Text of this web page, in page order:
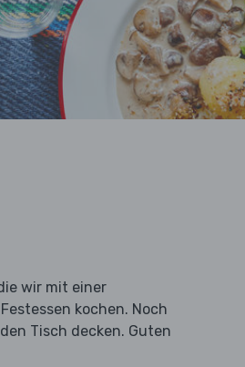
wir mit einer
kochen. Noch
Tisch decken. Guten